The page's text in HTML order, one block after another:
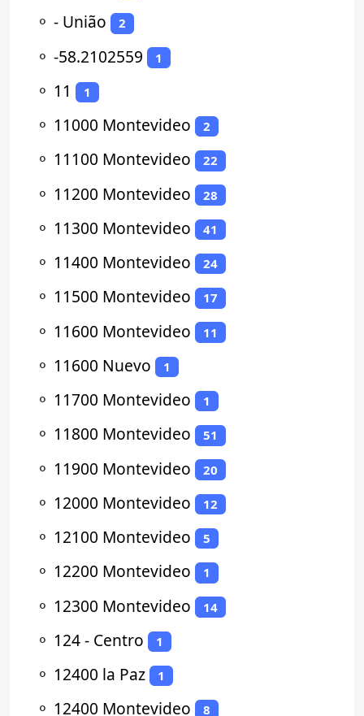
⚬ - União 2
⚬ -58.2102559 1
⚬ 11 1
⚬ 11000 Montevideo 2
⚬ 11100 Montevideo 22
⚬ 11200 Montevideo 28
⚬ 11300 Montevideo 41
⚬ 11400 Montevideo 24
⚬ 11500 Montevideo 17
⚬ 11600 Montevideo 11
⚬ 11600 Nuevo 1
⚬ 11700 Montevideo 1
⚬ 11800 Montevideo 51
⚬ 11900 Montevideo 20
⚬ 12000 Montevideo 12
⚬ 12100 Montevideo 5
⚬ 12200 Montevideo 1
⚬ 12300 Montevideo 14
⚬ 124 - Centro 1
⚬ 12400 la Paz 1
⚬ 12400 Montevideo 8